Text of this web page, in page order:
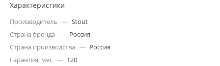
Характеристики
Производитель — Stout
Страна бренда — Россия
Страна производства — Россия
Гарантия, мес — 120